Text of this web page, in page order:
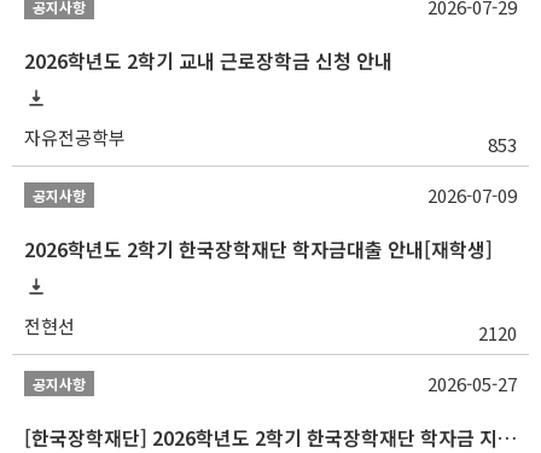
공지사항
2026학년도 2학기 교내 근로장학금 신청 안내
자유전공학부 853
2026-07-29
공지사항
2026학년도 2학기 한국장학재단 학자금대출 안내[재학생]
전현선 2120
2026-07-09
공지사항
[한국장학재단] 2026학년도 2학기 한국장학재단 학자금 지원구간 산정 신청 안내
2026-05-27